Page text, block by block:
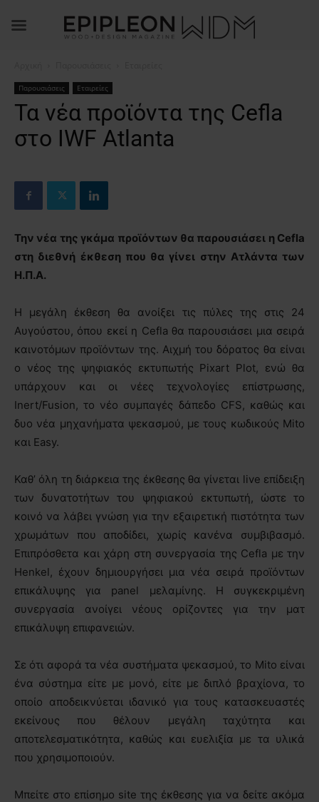
Παρουσιάσεις Εταιρείες
Τα νέα προϊόντα της Cefla
στο IWF Atlanta
Την νέα της γκάμα προϊόντων θα παρουσιάσει η Cefla
στη διεθνή έκθεση που θα γίνει στην Ατλάντα των
Η.Π.Α.
Η μεγάλη έκθεση θα ανοίξει τις πύλες της στις 24
Αυγούστου, όπου εκεί η Cefla θα παρουσιάσει μια σειρά
καινοτόμων προϊόντων της. Αιχμή του δόρατος θα είναι
ο νέος της ψηφιακός εκτυπωτής Pixart Plot, ενώ θα
υπάρχουν και οι νέες τεχνολογίες επίστρωσης,
Inert/Fusion, το νέο συμπαγές δάπεδο CFS, καθώς και
δυο νέα μηχανήματα ψεκασμού, με τους κωδικούς Mito
και Easy.
Καθ’ όλη τη διάρκεια της έκθεσης θα γίνεται live επίδειξη
των δυνατοτήτων του ψηφιακού εκτυπωτή, ώστε το
κοινό να λάβει γνώση για την εξαιρετική πιστότητα των
χρωμάτων που αποδίδει, χωρίς κανένα συμβιβασμό.
Επιπρόσθετα και χάρη στη συνεργασία της Cefla με την
Henkel, έχουν δημιουργήσει μια νέα σειρά προϊόντων
επικάλυψης για panel μελαμίνης. Η συγκεκριμένη
συνεργασία ανοίγει νέους ορίζοντες για την ματ
επικάλυψη επιφανειών.
Σε ότι αφορά τα νέα συστήματα ψεκασμού, το Mito είναι
ένα σύστημα είτε με μονό, είτε με διπλό βραχίονα, το
οποίο αποδεικνύεται ιδανικό για τους κατασκευαστές
εκείνους που θέλουν μεγάλη ταχύτητα και
αποτελεσματικότητα, καθώς και ευελιξία με τα υλικά
που χρησιμοποιούν.
Μπείτε στο επίσημο site της έκθεσης για να δείτε ακόμα